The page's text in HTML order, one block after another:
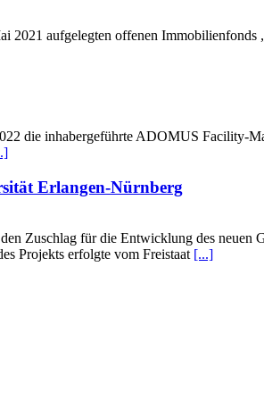
aufgelegten offenen Immobilienfonds
die inhabergeführte ADOMUS Facility-
Erlangen-Nürnberg
Zuschlag für die Entwicklung des neuen
Projekts erfolgte vom Freistaat [...]